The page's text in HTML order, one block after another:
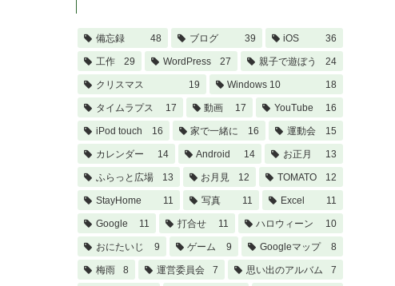
備忘録 48 ブログ 39 iOS 36
工作 29 WordPress 27 親子で遊ぼう 24
クリスマス 19 Windows 10 18
タイムラプス 17 動画 17 YouTube 16
iPod touch 16 家で一緒に 16 運動会 15
カレンダー 14 Android 14 お正月 13
ふらっと広場 13 お月見 12 TOMATO 12
StayHome 11 写真 11 Excel 11
Google 11 打合せ 11 ハロウィーン 10
おにたいじ 9 ゲーム 9 Googleマップ 8
梅雨 8 運営委員会 7 思い出のアルバム 7